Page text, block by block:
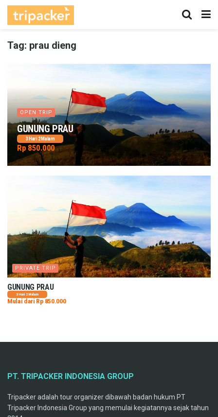
Tag: prau dieng
OPEN TRIP
GUNUNG PRAU
3 Hari 2 Malam
Rp 850.000
PRIVATE TRIP
GUNUNG PRAU
3 Hari 2 Malam
Mulai dari Rp 850.000
PT. TRIPACKER INDONESIA GROUP
Tripacker adalah tour organizer dibawah badan hukum PT
Tripacker Indonesia Group yang memulai kegiatannya sejak tahun